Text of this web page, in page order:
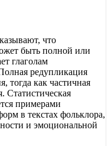
что
быть полной или
глаголам
редупликация
тогда как частичная
Статистическая
примерами
в текстах фольклора,
и эмоциональной